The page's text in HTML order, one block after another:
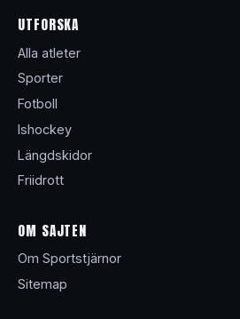
UTFORSKA
Alla atleter
Sporter
Fotboll
Ishockey
Längdskidor
Friidrott
OM SAJTEN
Om Sportstjärnor
Sitemap